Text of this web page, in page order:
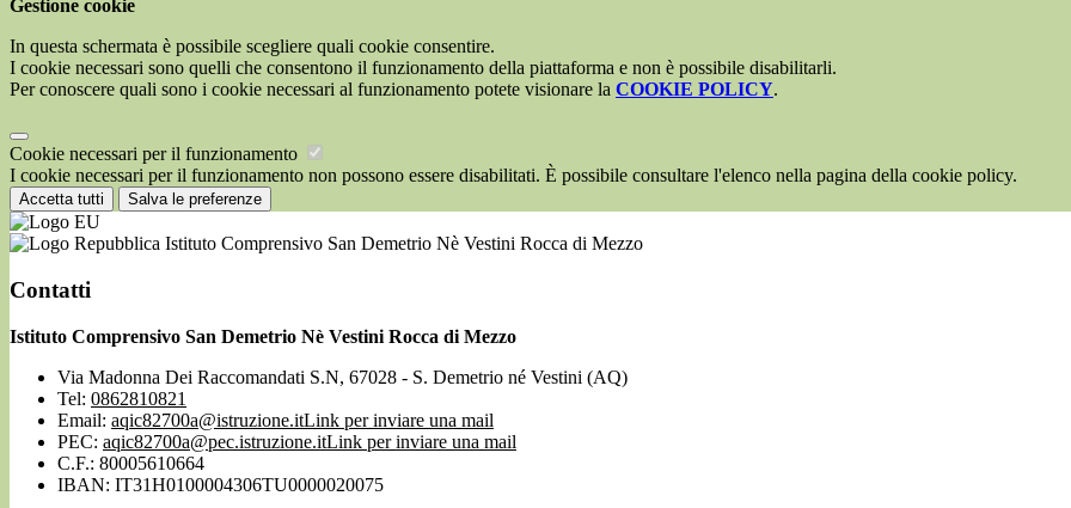
Gestione cookie
In questa schermata è possibile scegliere quali cookie consentire.
I cookie necessari sono quelli che consentono il funzionamento della piattaforma e non è possibile disabilitarli.
Per conoscere quali sono i cookie necessari al funzionamento potete visionare la COOKIE POLICY.
Cookie necessari per il funzionamento
I cookie necessari per il funzionamento non possono essere disabilitati. È possibile consultare l'elenco nella pagina della cookie policy.
Accetta tutti Salva le preferenze
Istituto Comprensivo San Demetrio Nè Vestini Rocca di Mezzo
Contatti
Istituto Comprensivo San Demetrio Nè Vestini Rocca di Mezzo
Via Madonna Dei Raccomandati S.N, 67028 - S. Demetrio né Vestini (AQ)
Tel: 0862810821
Email: aqic82700a@istruzione.itLink per inviare una mail
PEC: aqic82700a@pec.istruzione.itLink per inviare una mail
C.F.: 80005610664
IBAN: IT31H0100004306TU0000020075